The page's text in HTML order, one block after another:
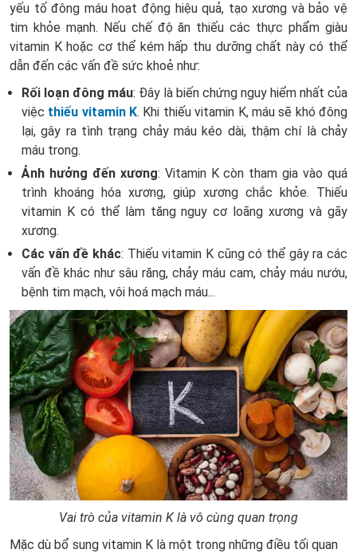
yếu tố đông máu hoạt động hiệu quả, tạo xương và bảo vệ
tim khỏe mạnh. Nếu chế độ ăn thiếu các thực phẩm giàu
vitamin K hoặc cơ thể kém hấp thu dưỡng chất này có thể
dẫn đến các vấn đề sức khoẻ như:
Rối loạn đông máu: Đây là biến chứng nguy hiểm nhất của
việc thiếu vitamin K. Khi thiếu vitamin K, máu sẽ khó đông
lại, gây ra tình trạng chảy máu kéo dài, thậm chí là chảy
máu trong.
Ảnh hưởng đến xương: Vitamin K còn tham gia vào quá
trình khoáng hóa xương, giúp xương chắc khỏe. Thiếu
vitamin K có thể làm tăng nguy cơ loãng xương và gãy
xương.
Các vấn đề khác: Thiếu vitamin K cũng có thể gây ra các
vấn đề khác như sâu răng, chảy máu cam, chảy máu nướu,
bệnh tim mạch, vôi hoá mạch máu...
Vai trò của vitamin K là vô cùng quan trọng
Mặc dù bổ sung vitamin K là một trong những điều tối quan